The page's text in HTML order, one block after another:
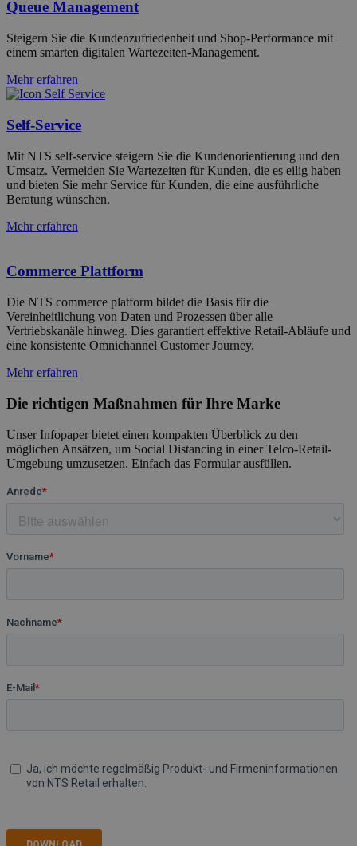
Queue Management
Steigern Sie die Kundenzufriedenheit und Shop-Performance mit
einem smarten digitalen Wartezeiten-Management.
Mehr erfahren
Self-Service
Mit NTS self-service steigern Sie die Kundenorientierung und den
Umsatz. Vermeiden Sie Wartezeiten für Kunden, die es eilig haben
und bieten Sie mehr Service für Kunden, die eine ausführliche
Beratung wünschen.
Mehr erfahren
Commerce Plattform
Die NTS commerce platform bildet die Basis für die
Vereinheitlichung von Daten und Prozessen über alle
Vertriebskanäle hinweg. Dies garantiert effektive Retail-Abläufe und
eine konsistente Omnichannel Customer Journey.
Mehr erfahren
Die richtigen Maßnahmen für Ihre Marke
Unser Infopaper bietet einen kompakten Überblick zu den
möglichen Ansätzen, um Social Distancing in einer Telco-Retail-
Umgebung umzusetzen. Einfach das Formular ausfüllen.